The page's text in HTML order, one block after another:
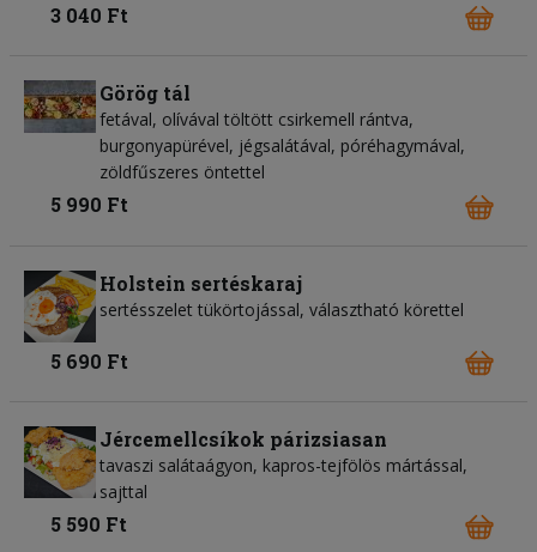
3 040 Ft
Görög tál
fetával, olívával töltött csirkemell rántva,
burgonyapürével, jégsalátával, póréhagymával,
zöldfűszeres öntettel
5 990 Ft
Holstein sertéskaraj
sertésszelet tükörtojással, választható körettel
5 690 Ft
Jércemellcsíkok párizsiasan
tavaszi salátaágyon, kapros-tejfölös mártással,
sajttal
5 590 Ft